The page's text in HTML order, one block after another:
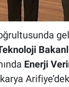
Enerji